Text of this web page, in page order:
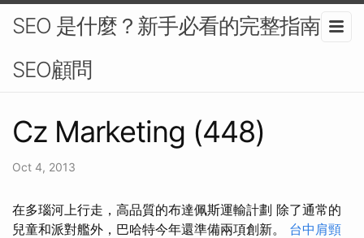
SEO 是什麼？新手必看的完整指南-
SEO顧問
Cz Marketing (448)
Oct 4, 2013
在多瑙河上行走，高品質的布達佩斯運輸計劃 除了通常的
兒童和派對艦外，巴哈特今年還準備兩項創新。 台中肩頸